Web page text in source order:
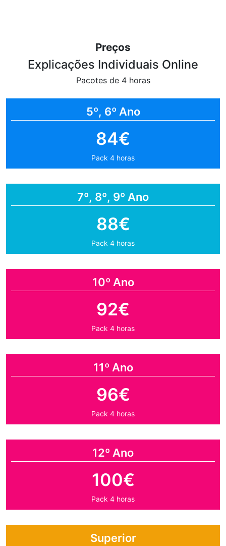
Preços
Explicações Individuais Online
Pacotes de 4 horas
5º, 6º Ano
84€
Pack 4 horas
7º, 8º, 9º Ano
88€
Pack 4 horas
10º Ano
92€
Pack 4 horas
11º Ano
96€
Pack 4 horas
12º Ano
100€
Pack 4 horas
Superior